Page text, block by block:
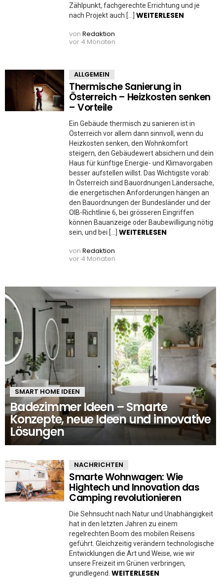
Zählpunkt, fachgerechte Errichtung und je
nach Projekt auch […] WEITERLESEN
von Redaktion
vor 4 Monaten
ALLGEMEIN
Thermische Sanierung in
Österreich – Heizkosten senken
– Vorteile
Ein Gebäude thermisch zu sanieren ist in
Österreich vor allem dann sinnvoll, wenn du
Heizkosten senken, den Wohnkomfort
steigern, den Gebäudewert absichern und dein
Haus für künftige Energie- und Klimavorgaben
besser aufstellen willst. Das Wichtigste vorab:
In Österreich sind Bauordnungen Ländersache,
die energetischen Anforderungen hängen an
den Bauordnungen der Bundesländer und der
OIB-Richtlinie 6, bei grösseren Eingriffen
können Bauanzeige oder Baubewilligung nötig
sein, und bei […] WEITERLESEN
von Redaktion
vor 4 Monaten
SMART HOME IDEEN
Badezimmer Ideen – Smarte
Konzepte, neue Ideen und innovative
Lösungen
NACHRICHTEN
Smarte Wohnwagen: Wie
Hightech und Innovation das
Camping revolutionieren
Die Sehnsucht nach Natur und Unabhängigkeit
hat in den letzten Jahren zu einem
regelrechten Boom des mobilen Reisens
geführt. Gleichzeitig verändern technologische
Entwicklungen die Art und Weise, wie wir
unsere Freizeit im Grünen verbringen,
grundlegend. WEITERLESEN